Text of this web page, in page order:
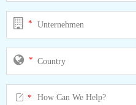
*
*
*